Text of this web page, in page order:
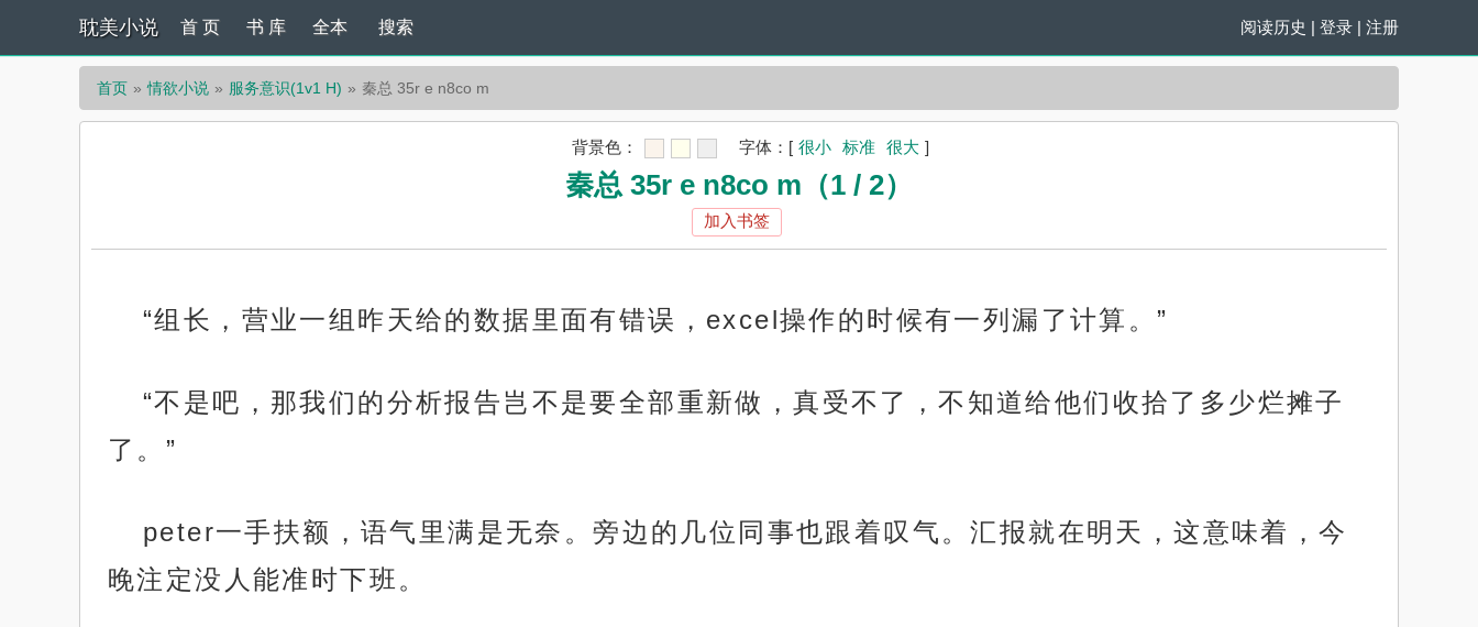
耽美小说 阅读历史 | 登录 | 注册
首 页 书 库 全本 搜索
首页 情欲小说 服务意识(1v1 H) 秦总 35r e n8co m
背景色： 字体： [ 很小 标准 很大 ]
秦总 35r e n8co m（1 / 2）
加入书签
“组长，营业一组昨天给的数据里面有错误，excel操作的时候有一列漏了计算。”
“不是吧，那我们的分析报告岂不是要全部重新做，真受不了，不知道给他们收拾了多少烂摊子
了。”
peter一手扶额，语气里满是无奈。旁边的几位同事也跟着叹气。汇报就在明天，这意味着，今
晚注定没人能准时下班。